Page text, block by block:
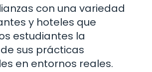
con una variedad
y hoteles que
estudiantes la
sus prácticas
en entornos reales.